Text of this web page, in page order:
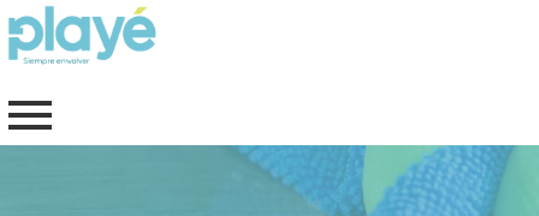
Ir
al
contenido